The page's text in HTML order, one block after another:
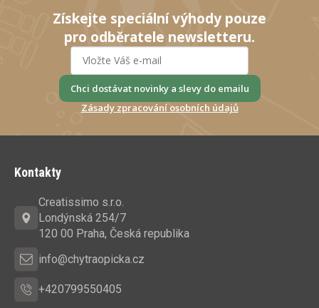
Získejte speciální výhody pouze
pro odběratele newsletteru.
Chci dostávat novinky a slevy do emailu
Zásady zpracování osobních údajů
Kontakty
Creatissimo s.r.o.
Londýnská 254/7
120 00 Praha, Česká republika
info@chytraopicka.cz
+420799550405